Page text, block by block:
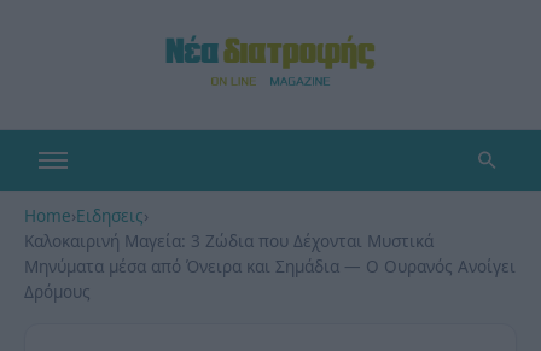
Home›Ειδησεις›
Καλοκαιρινή Μαγεία: 3 Ζώδια που Δέχονται Μυστικά
Μηνύματα μέσα από Όνειρα και Σημάδια — Ο Ουρανός Ανοίγει
Δρόμους